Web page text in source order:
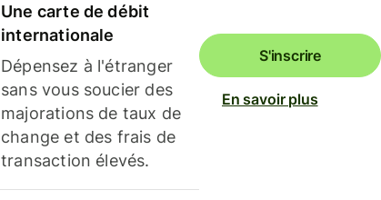
Une carte de débit
internationale
Dépensez à l'étranger
sans vous soucier des
majorations de taux de
change et des frais de
transaction élevés.
S'inscrire
En savoir plus